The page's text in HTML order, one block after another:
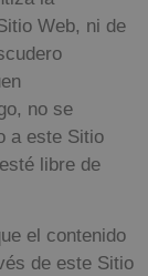
Web, ni de
no se
a este Sitio
libre de
el contenido
de este Sitio